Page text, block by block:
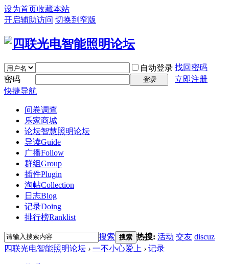
设为首页收藏本站
开启辅助访问 切换到窄版
自动登录 找回密码
密码
登录
立即注册
快捷导航
问卷调查
乐家商城
论坛智慧照明论坛
导读Guide
广播Follow
群组Group
插件Plugin
淘帖Collection
日志Blog
记录Doing
排行榜Ranklist
搜索 搜索 热搜: 活动 交友 discuz
四联光电智能照明论坛 › 一不小心爱上 › 记录